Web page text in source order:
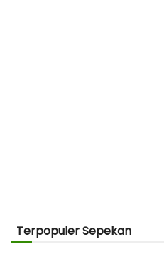
Terpopuler Sepekan